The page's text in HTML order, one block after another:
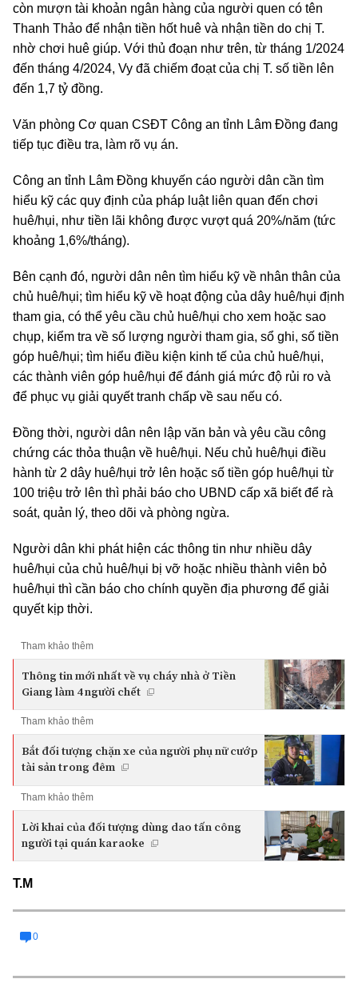
còn mượn tài khoản ngân hàng của người quen có tên
Thanh Thảo để nhận tiền hốt huê và nhận tiền do chị T.
nhờ chơi huê giúp. Với thủ đoạn như trên, từ tháng 1/2024
đến tháng 4/2024, Vy đã chiếm đoạt của chị T. số tiền lên
đến 1,7 tỷ đồng.
Văn phòng Cơ quan CSĐT Công an tỉnh Lâm Đồng đang
tiếp tục điều tra, làm rõ vụ án.
Công an tỉnh Lâm Đồng khuyến cáo người dân cần tìm
hiểu kỹ các quy định của pháp luật liên quan đến chơi
huê/hụi, như tiền lãi không được vượt quá 20%/năm (tức
khoảng 1,6%/tháng).
Bên cạnh đó, người dân nên tìm hiểu kỹ về nhân thân của
chủ huê/hụi; tìm hiểu kỹ về hoạt động của dây huê/hụi định
tham gia, có thể yêu cầu chủ huê/hụi cho xem hoặc sao
chụp, kiểm tra về số lượng người tham gia, sổ ghi, số tiền
góp huê/hụi; tìm hiểu điều kiện kinh tế của chủ huê/hụi,
các thành viên góp huê/hụi để đánh giá mức độ rủi ro và
để phục vụ giải quyết tranh chấp về sau nếu có.
Đồng thời, người dân nên lập văn bản và yêu cầu công
chứng các thỏa thuận về huê/hụi. Nếu chủ huê/hụi điều
hành từ 2 dây huê/hụi trở lên hoặc số tiền góp huê/hụi từ
100 triệu trở lên thì phải báo cho UBND cấp xã biết để rà
soát, quản lý, theo dõi và phòng ngừa.
Người dân khi phát hiện các thông tin như nhiều dây
huê/hụi của chủ huê/hụi bị vỡ hoặc nhiều thành viên bỏ
huê/hụi thì cần báo cho chính quyền địa phương để giải
quyết kịp thời.
Tham khảo thêm
Thông tin mới nhất về vụ cháy nhà ở Tiền
Giang làm 4 người chết
Tham khảo thêm
Bắt đối tượng chặn xe của người phụ nữ cướp
tài sản trong đêm
Tham khảo thêm
Lời khai của đối tượng dùng dao tấn công
người tại quán karaoke
T.M
0